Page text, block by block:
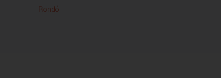
Rondó